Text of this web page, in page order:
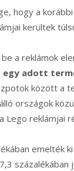
hogy a
kerültek
a reklámok
egy adott
között a
országok
Lego reklámjai
emelték
százalékában